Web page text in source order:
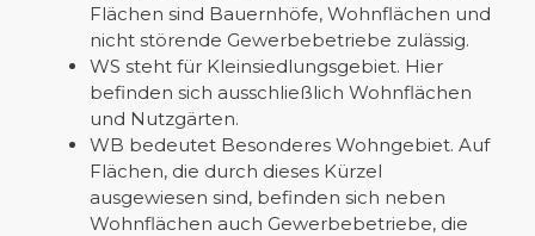
Flächen sind Bauernhöfe, Wohnflächen und
nicht störende Gewerbebetriebe zulässig.
WS steht für Kleinsiedlungsgebiet. Hier
befinden sich ausschließlich Wohnflächen
und Nutzgärten.
WB bedeutet Besonderes Wohngebiet. Auf
Flächen, die durch dieses Kürzel
ausgewiesen sind, befinden sich neben
Wohnflächen auch Gewerbebetriebe, die